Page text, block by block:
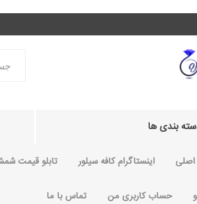
بندی ها
اینستاگرام کافه سیلور تابلو قیمت
حساب کاربری من تماس با ما